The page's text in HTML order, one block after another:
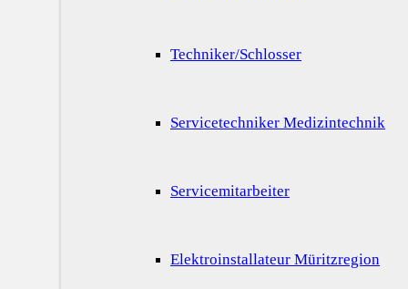
Techniker/Schlosser
Servicetechniker Medizintechnik
Servicemitarbeiter
Elektroinstallateur Müritzregion